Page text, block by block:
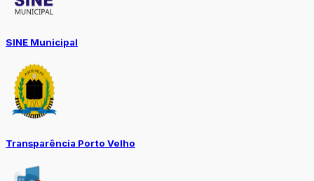
SINE Municipal
Transparência Porto Velho